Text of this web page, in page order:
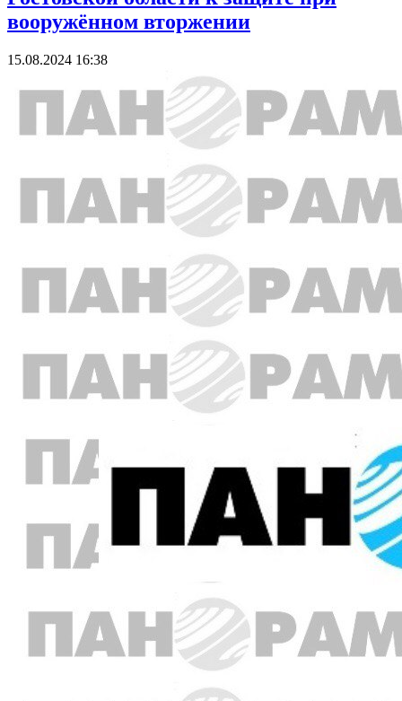
вооружённом вторжении
15.08.2024 16:38